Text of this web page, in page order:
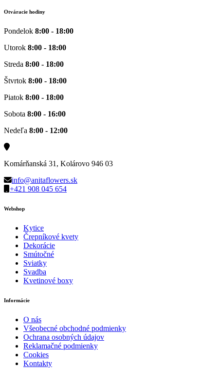
Otváracie hodiny
Pondelok 8:00 - 18:00
Utorok 8:00 - 18:00
Streda 8:00 - 18:00
Štvrtok 8:00 - 18:00
Piatok 8:00 - 18:00
Sobota 8:00 - 16:00
Nedeľa 8:00 - 12:00
Komárňanská 31, Kolárovo 946 03
info@anitaflowers.sk
+421 908 045 654
Webshop
Kytice
Črepníkové kvety
Dekorácie
Smútočné
Sviatky
Svadba
Kvetinové boxy
Informácie
O nás
Všeobecné obchodné podmienky
Ochrana osobných údajov
Reklamačné podmienky
Cookies
Kontakty